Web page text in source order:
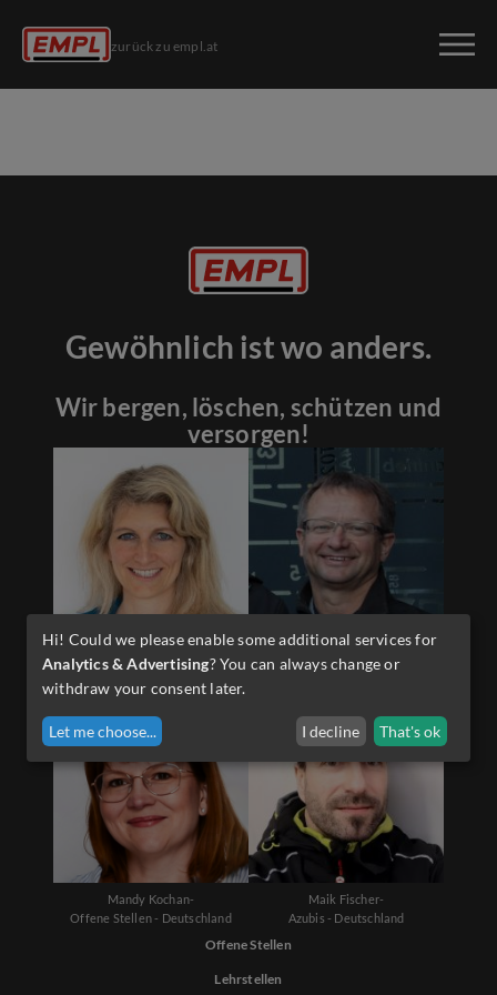
zurück zu empl.at
Gewöhnlich ist wo anders.
Wir bergen, löschen, schützen und
versorgen!
Offene Stellen
Lehrstellen
Diana Schwarzenauer-
Martin Sporer-
Mandy Kochan-
Offene Stellen - Deutschland
Maik Fischer-
Azubis - Deutschland
Hi! Could we please enable some additional services for
Analytics & Advertising? You can always change or
withdraw your consent later.
Let me choose... I decline That's ok